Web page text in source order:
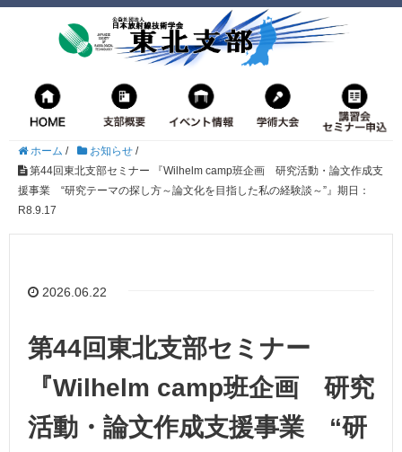
ホーム / お知らせ /
第44回東北支部セミナー 『Wilhelm camp班企画 研究活動・論文作成支
援事業 “研究テーマの探し方～論文化を目指した私の経験談～”』期日：
R8.9.17
2026.06.22
第44回東北支部セミナー
『Wilhelm camp班企画 研究
活動・論文作成支援事業 “研